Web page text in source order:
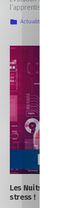
l’apprentissage, […]
Actualités
Les Nuits de
stress !